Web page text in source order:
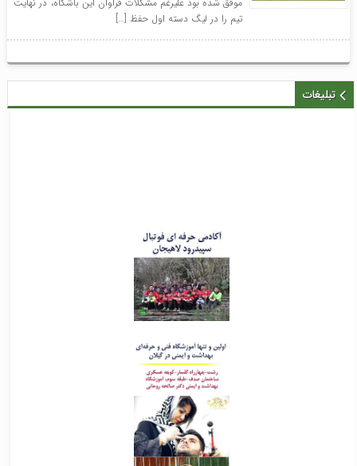
بهره‌برداری و در مدار قرار گرفت
تیم را در لیگ دسته اول حفظ […]
تبلیغات